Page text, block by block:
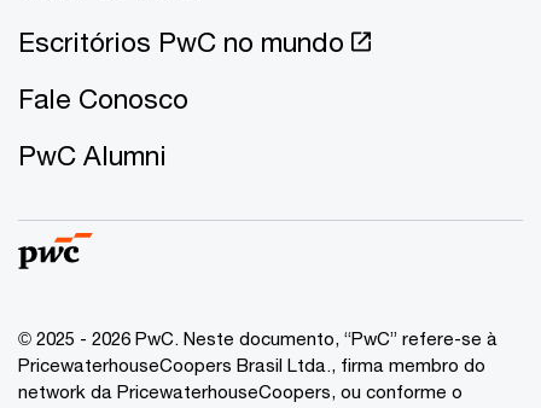
Escritórios PwC no mundo
Fale Conosco
PwC Alumni
© 2025 - 2026 PwC. Neste documento, “PwC” refere-se à
PricewaterhouseCoopers Brasil Ltda., firma membro do
network da PricewaterhouseCoopers, ou conforme o